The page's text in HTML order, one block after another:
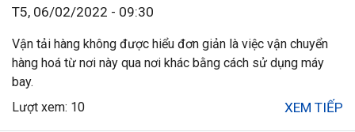
T5, 06/02/2022 - 09:30
Vận tải hàng không được hiểu đơn giản là việc vận chuyển
hàng hoá từ nơi này qua nơi khác bằng cách sử dụng máy
bay.
Lượt xem: 10
XEM TIẾP